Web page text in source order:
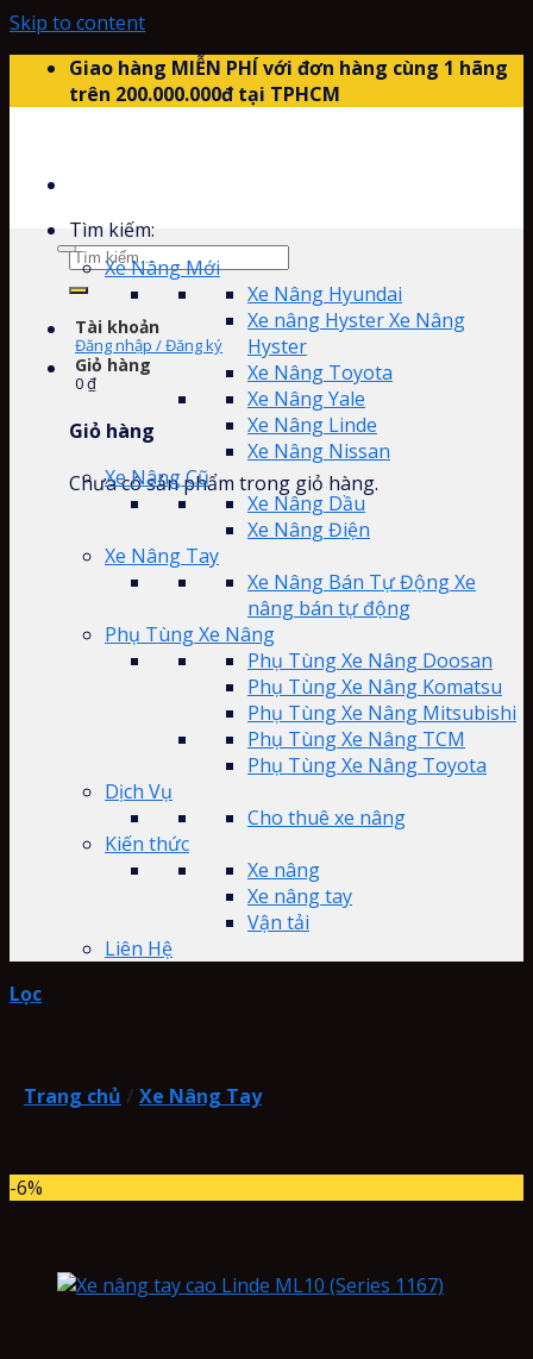
Skip to content
Giao hàng MIỄN PHÍ với đơn hàng cùng 1 hãng
trên 200.000.000đ tại TPHCM
Tìm kiếm:
Tài khoản
Đăng nhập / Đăng ký
Giỏ hàng
0₫
Giỏ hàng
Chưa có sản phẩm trong giỏ hàng.
Xe Nâng Mới
Xe Nâng Hyundai
Xe nâng Hyster Xe Nâng
Hyster
Xe Nâng Toyota
Xe Nâng Yale
Xe Nâng Linde
Xe Nâng Nissan
Xe Nâng Cũ
Xe Nâng Dầu
Xe Nâng Điện
Xe Nâng Tay
Xe Nâng Bán Tự Động Xe
nâng bán tự động
Phụ Tùng Xe Nâng
Phụ Tùng Xe Nâng Doosan
Phụ Tùng Xe Nâng Komatsu
Phụ Tùng Xe Nâng Mitsubishi
Phụ Tùng Xe Nâng TCM
Phụ Tùng Xe Nâng Toyota
Dịch Vụ
Cho thuê xe nâng
Kiến thức
Xe nâng
Xe nâng tay
Vận tải
Liên Hệ
Lọc
Trang chủ / Xe Nâng Tay
-6%